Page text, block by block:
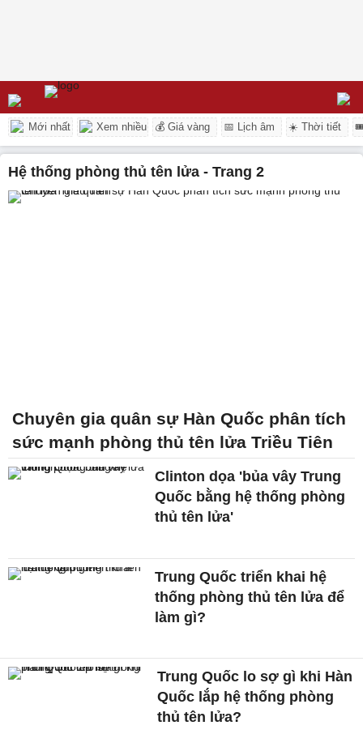
Mới nhất Xem nhiều 💰 Giá vàng 📅 Lịch âm ☀️ Thời tiết
hệ thống phòng thủ tên lửa - Trang 2
Chuyên gia quân sự Hàn Quốc phân tích
sức mạnh phòng thủ tên lửa Triều Tiên
Clinton dọa 'bủa vây Trung
Quốc bằng hệ thống phòng
thủ tên lửa'
Trung Quốc triển khai hệ
thống phòng thủ tên lửa để
làm gì?
Trung Quốc lo sợ gì khi Hàn
Quốc lắp hệ thống phòng
thủ tên lửa?